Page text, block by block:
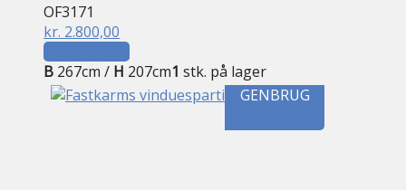
OF3171
kr. 2.800,00
Tilføj til kurv
B 267cm / H 207cm1 stk. på lager
GENBRUG